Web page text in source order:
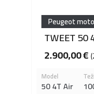
Peugeot
TWEET 50
2.900,00€
Model
50 4T Air